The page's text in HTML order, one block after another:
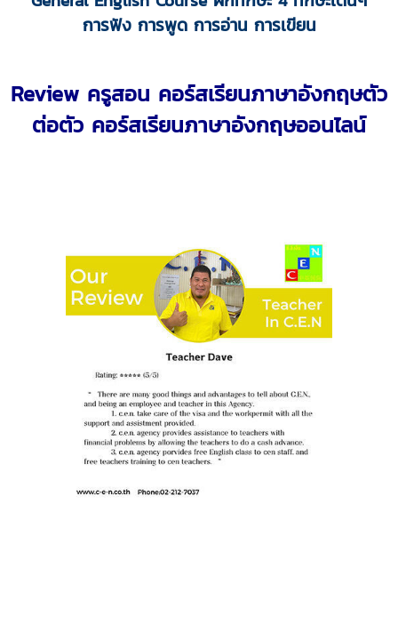
การฟัง การพูด การอ่าน การเขียน
Review ครูสอน คอร์สเรียนภาษาอังกฤษตัว
ต่อตัว คอร์สเรียนภาษาอังกฤษออนไลน์